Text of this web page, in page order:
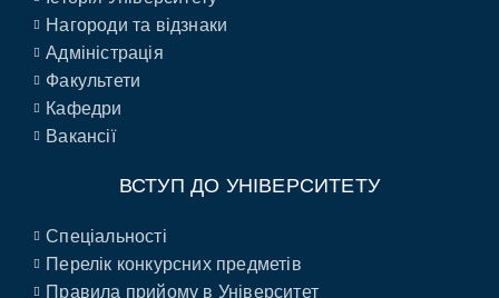
Нагороди та відзнаки
Адміністрація
Факультети
Кафедри
Вакансії
ВСТУП ДО УНІВЕРСИТЕТУ
Спеціальності
Перелік конкурсних предметів
Правила прийому в Університет